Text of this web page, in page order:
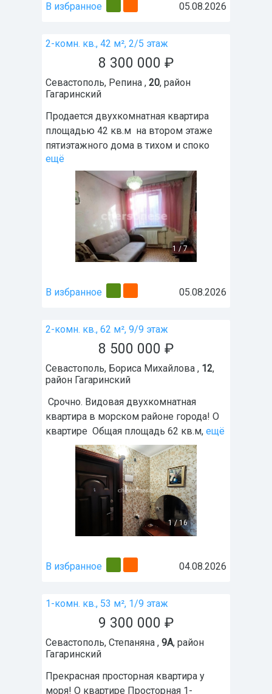
В избранное 05.08.2026
2-комн. кв., 42 м², 2/5 этаж
8 300 000 ₽
Севастополь, Репина , 20, район
Гагаринский
Продается двухкомнатная квартира
площадью 42 кв.м на втором этаже
пятиэтажного дома в тихом и споко
ещё
1 /7
В избранное 05.08.2026
2-комн. кв., 62 м², 9/9 этаж
8 500 000 ₽
Севастополь, Бориса Михайлова , 12,
район Гагаринский
Срочно. Видовая двухкомнатная
квартира в морском районе города! О
квартире Общая площадь 62 кв.м, ещё
1/16
В избранное 04.08.2026
1-комн. кв., 53 м², 1/9 этаж
9 300 000 ₽
Севастополь, Степаняна , 9А, район
Гагаринский
Прекрасная просторная квартира у
моря! О квартире Просторная 1-